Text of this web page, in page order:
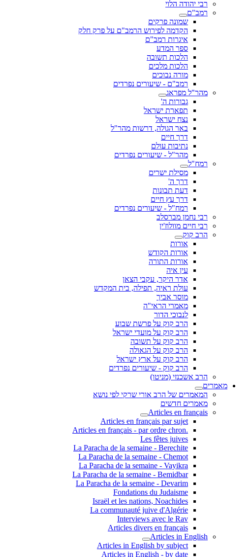
רבי יהודה הלוי
רמב"ם
שמונה פרקים
הקדמה לפירוש הרמב"ם על פרק חלק
איגרות רמב"ם
ספר המדע
הלכות תשובה
הלכות מלכים
מורה נבוכים
רמב"ם - שיעורים נפרדים
מהר"ל מפראג
גבורות ה'
תפארת ישראל
נצח ישראל
באר הגולה, דרשות מהר"ל
דרך חיים
נתיבות עולם
מהר"ל - שיעורים נפרדים
רמח"ל
מסילת ישרים
דרך ה'
דעת תבונות
דרך עץ חיים
רמח"ל - שיעורים נפרדים
רבי נחמן מברסלב
רבי חיים מוולוז'ין
הרב קוק
אורות
אורות הקודש
אורות התורה
עין איה
אדר היקר, עקבי הצאן
עולת ראיה, תפילה, בית המקדש
מוסר אביך
מאמרי הראי"ה
לנבוכי הדור
הרב קוק על פרשת שבוע
הרב קוק על מועדי ישראל
הרב קוק על תשובה
הרב קוק על הגאולה
הרב קוק על ארץ ישראל
הרב קוק - שיעורים נפרדים
הרב אשכנזי (מניטו)
מאמרים
המאמרים של הרב אורי שרקי לפי נושא
מאמרים חדשים
Articles en français
Articles en français par sujet
.Articles en français - par ordre chron
Les fêtes juives
La Paracha de la semaine - Berechite
La Paracha de la semaine - Chemot
La Paracha de la semaine - Vayikra
La Paracha de la semaine - Bemidbar
La Paracha de la semaine - Devarim
Fondations du Judaisme
Israël et les nations, Noachides
La communauté juive d'Algérie
Interviews avec le Rav
Articles divers en français
Articles in English
Articles in English by subject
Articles in English - by date